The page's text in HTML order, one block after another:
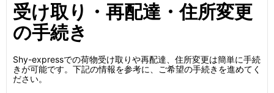
受け取り・再配達・住所変更
の手続き
Shy-expressでの荷物受け取りや再配達、住所変更は簡単に手続
きが可能です。下記の情報を参考に、ご希望の手続きを進めてく
ださい。